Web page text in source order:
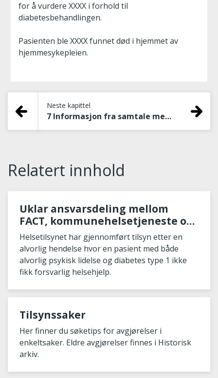
for å vurdere XXXX i forhold til
diabetesbehandlingen.
Pasienten ble XXXX funnet død i hjemmet av
hjemmesykepleien.
Neste kapittel
7 Informasjon fra samtale med pårørende
Relatert innhold
Uklar ansvarsdeling mellom
FACT, kommunehelsetjeneste og
spesialisthelsetjeneste går ut
over pasientsikkerheten
Helsetilsynet har gjennomført tilsyn etter en
alvorlig hendelse hvor en pasient med både
alvorlig psykisk lidelse og diabetes type 1 ikke
fikk forsvarlig helsehjelp.
Tilsynssaker
Her finner du søketips for avgjørelser i
enkeltsaker. Eldre avgjørelser finnes i Historisk
arkiv.